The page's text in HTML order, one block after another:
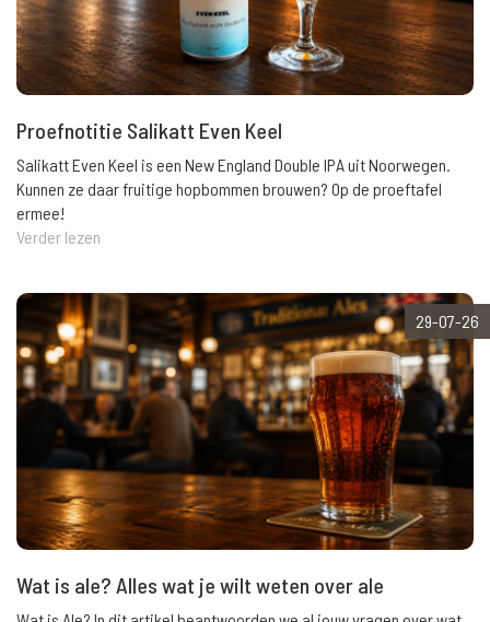
Proefnotitie Salikatt Even Keel
Salikatt Even Keel is een New England Double IPA uit Noorwegen.
Kunnen ze daar fruitige hopbommen brouwen? Op de proeftafel
ermee!
Verder lezen
29-07-26
Wat is ale? Alles wat je wilt weten over ale